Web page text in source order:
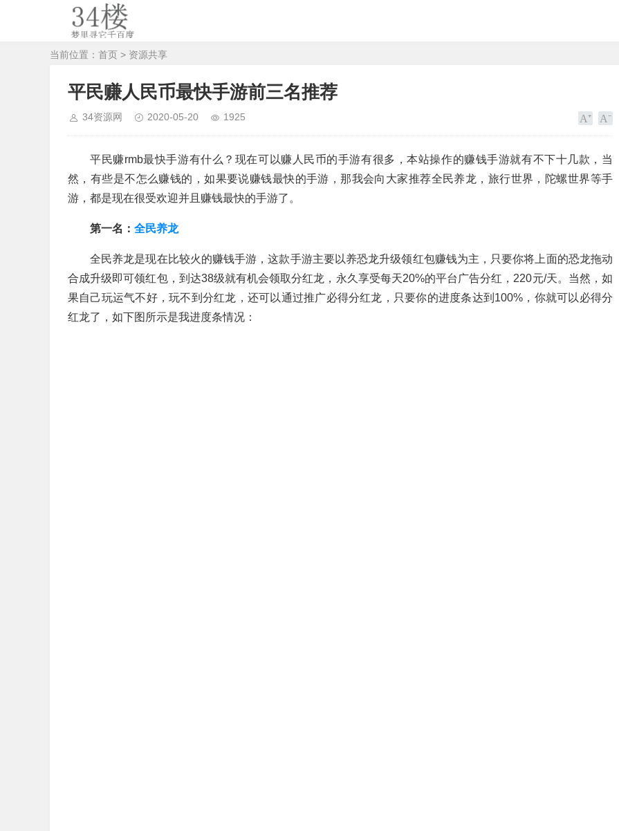
当前位置： 首页 > 资源共享
平民赚人民币最快手游前三名推荐
34资源网 2020-05-20 1925
平民赚rmb最快手游有什么？现在可以赚人民币的手游有很多，本站操作的赚钱手游就有不下十几款，当
然，有些是不怎么赚钱的，如果要说赚钱最快的手游，那我会向大家推荐全民养龙，旅行世界，陀螺世界等手
游，都是现在很受欢迎并且赚钱最快的手游了。
第一名： 全民养龙
全民养龙是现在比较火的赚钱手游，这款手游主要以养恐龙升级领红包赚钱为主，只要你将上面的恐龙拖动
合成升级即可领红包，到达38级就有机会领取分红龙，永久享受每天20%的平台广告分红，220元/天。当然，如
果自己玩运气不好，玩不到分红龙，还可以通过推广必得分红龙，只要你的进度条达到100%，你就可以必得分
红龙了，如下图所示是我进度条情况：